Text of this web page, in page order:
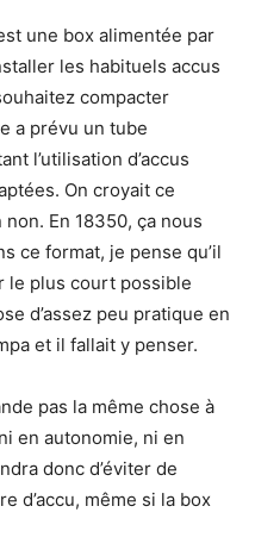
une box alimentée par
les habituels accus
compacter
a prévu un tube
l’utilisation d’accus
On croyait ce
non. En 18350, ça nous
ce format, je pense qu’il
le plus court possible
d’assez peu pratique en
et il fallait y penser.
pas la même chose à
en autonomie, ni en
donc d’éviter de
d’accu, même si la box